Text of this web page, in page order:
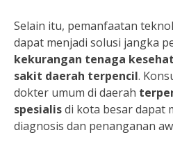
Selain itu, pemanfaatan
dapat menjadi solusi jangka
kekurangan tenaga
sakit daerah terpencil.
dokter umum di daerah
spesialisdi kota besar dapat
diagnosis dan penanganan